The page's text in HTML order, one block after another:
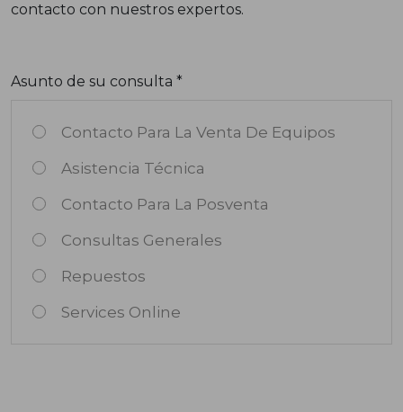
contacto con nuestros expertos.
Asunto de su consulta *
Contacto Para La Venta De Equipos
Asistencia Técnica
Contacto Para La Posventa
Consultas Generales
Repuestos
Services Online